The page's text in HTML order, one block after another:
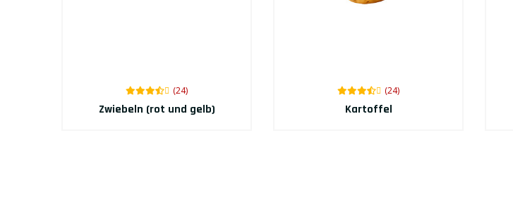
(24)
Zwiebeln (rot und gelb)
(24)
Kartoffel